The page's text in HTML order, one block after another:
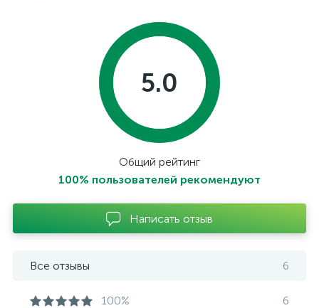
5.0
Общий рейтинг
100% пользователей рекомендуют
Написать отзыв
Все отзывы 6
100% 6